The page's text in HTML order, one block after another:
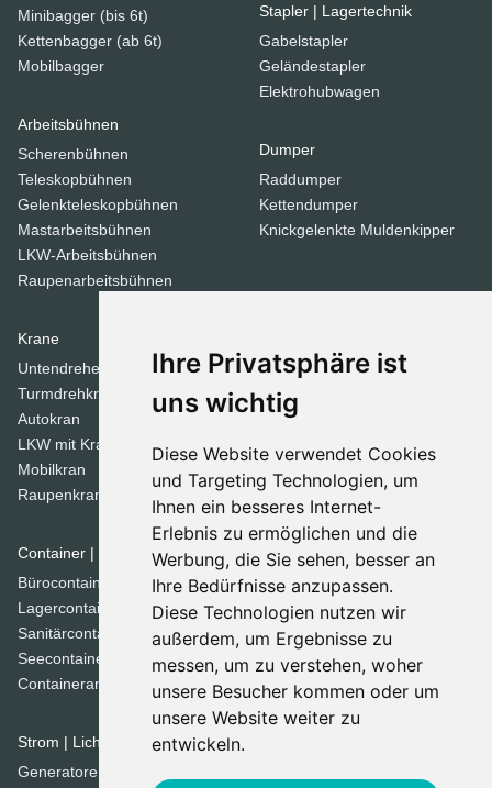
Ihre Privatsphäre ist
uns wichtig
Diese Website verwendet Cookies
und Targeting Technologien, um
Ihnen ein besseres Internet-
Erlebnis zu ermöglichen und die
Werbung, die Sie sehen, besser an
Ihre Bedürfnisse anzupassen.
Diese Technologien nutzen wir
außerdem, um Ergebnisse zu
messen, um zu verstehen, woher
unsere Besucher kommen oder um
unsere Website weiter zu
entwickeln.
Minibagger (bis 6t)
Kettenbagger (ab 6t)
Mobilbagger
Arbeitsbühnen
Scherenbühnen
Teleskopbühnen
Gelenkteleskopbühnen
Mastarbeitsbühnen
LKW-Arbeitsbühnen
Raupenarbeitsbühnen
Stapler | Lagertechnik
Gabelstapler
Geländestapler
Elektrohubwagen
Dumper
Raddumper
Kettendumper
Knickgelenkte Muldenkipper
Krane
Untendreherkrane
Turmdrehkrane
Autokran
LKW mit Kran
Mobilkran
Raupenkran
Container | Raumsysteme
Bürocontainer
Lagercontainer
Sanitärcontainer
Seecontainer
Containeranlage
Strom | Licht | Luft
Generatoren
Walzen
Tandemwalzen
Stampfer
Dozer
Planierraupen
Spezial Geräte
Grabenfräse
Betonmischer
Kommunaltechnik
Straßenfräsen
Straßenfertiger
Brechanlagen